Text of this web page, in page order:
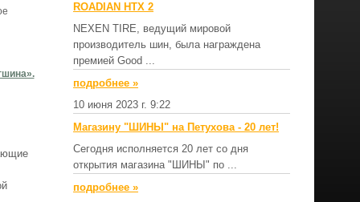
ROADIAN HTX 2
NEXEN TIRE, ведущий мировой
производитель шин, была награждена
премией Good ...
подробнеe »
10 июня 2023 г. 9:22
Магазину "ШИНЫ" на Петухова - 20 лет!
Сегодня исполняется 20 лет со дня
открытия магазина "ШИНЫ" по ...
подробнеe »